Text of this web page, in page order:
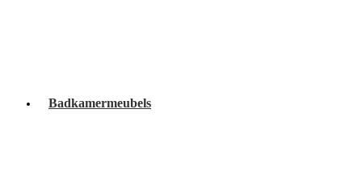
Badkamermeubels